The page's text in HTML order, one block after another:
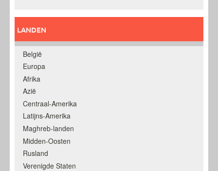
LANDEN
België
Europa
Afrika
Azië
Centraal-Amerika
Latijns-Amerika
Maghreb-landen
Midden-Oosten
Rusland
Verenigde Staten